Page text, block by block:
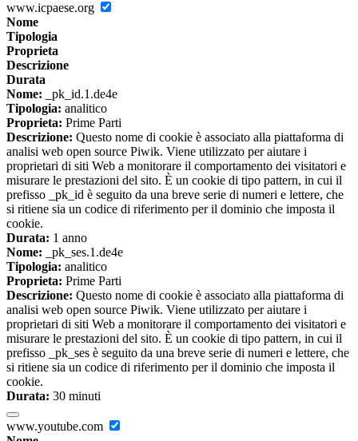
www.icpaese.org
Nome
Tipologia
Proprieta
Descrizione
Durata
Nome: _pk_id.1.de4e
Tipologia: analitico
Proprieta: Prime Parti
Descrizione: Questo nome di cookie è associato alla piattaforma di
analisi web open source Piwik. Viene utilizzato per aiutare i
proprietari di siti Web a monitorare il comportamento dei visitatori e
misurare le prestazioni del sito. È un cookie di tipo pattern, in cui il
prefisso _pk_id è seguito da una breve serie di numeri e lettere, che
si ritiene sia un codice di riferimento per il dominio che imposta il
cookie.
Durata: 1 anno
Nome: _pk_ses.1.de4e
Tipologia: analitico
Proprieta: Prime Parti
Descrizione: Questo nome di cookie è associato alla piattaforma di
analisi web open source Piwik. Viene utilizzato per aiutare i
proprietari di siti Web a monitorare il comportamento dei visitatori e
misurare le prestazioni del sito. È un cookie di tipo pattern, in cui il
prefisso _pk_ses è seguito da una breve serie di numeri e lettere, che
si ritiene sia un codice di riferimento per il dominio che imposta il
cookie.
Durata: 30 minuti
www.youtube.com